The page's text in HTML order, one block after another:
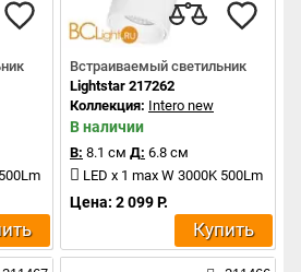
Встраиваемый светильник
Lightstar 217262
Коллекция: Intero new
В наличии
В: 8.1 см Д: 6.8 см
LED x 1 max W 3000K 500Lm
Цена: 2 099 Р.
Купить